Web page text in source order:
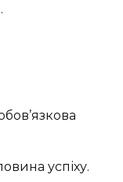
успіху.